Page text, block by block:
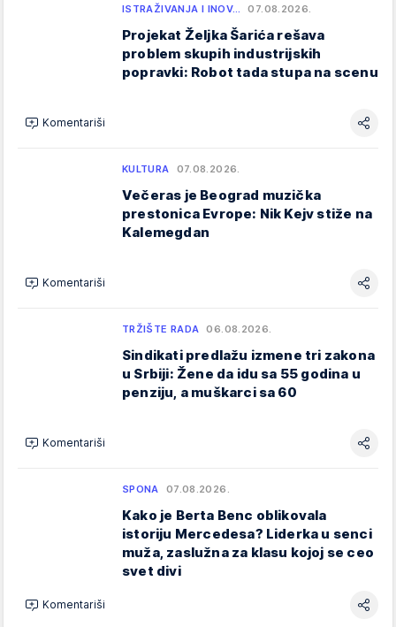
ISTRAŽIVANJA I INOV… 07.08.2026.
Projekat Željka Šarića rešava
problem skupih industrijskih
popravki: Robot tada stupa na scenu
Komentariši
KULTURA 07.08.2026.
Večeras je Beograd muzička
prestonica Evrope: Nik Kejv stiže na
Kalemegdan
Komentariši
TRŽIŠTE RADA 06.08.2026.
Sindikati predlažu izmene tri zakona
u Srbiji: Žene da idu sa 55 godina u
penziju, a muškarci sa 60
Komentariši
SPONA 07.08.2026.
Kako je Berta Benc oblikovala
istoriju Mercedesa? Liderka u senci
muža, zaslužna za klasu kojoj se ceo
svet divi
Komentariši